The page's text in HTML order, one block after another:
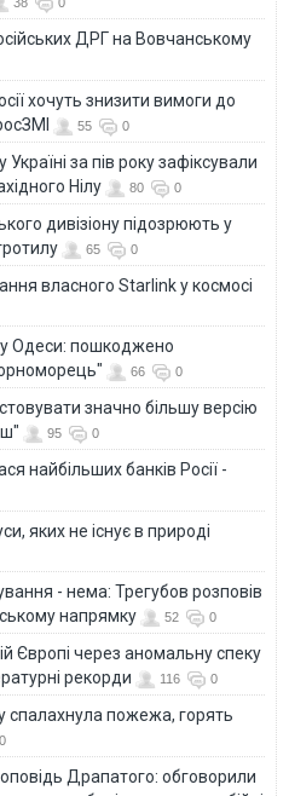
ДРГ на Вовчанському
хочуть знизити вимоги до
55 0
за пів року зафіксували
Нілу
80 0
дивізіону підозрюють у
65 0
власного Starlink у космосі
Одеси: пошкоджено
66 0
значно більшу версію
95 0
найбільших банків Росії -
яких не існує в природі
- нема: Трегубов розповів
напрямку
52 0
Європі через аномальну спеку
рекорди
116 0
спалахнула пожежа, горять
0
Драпатого: обговорили